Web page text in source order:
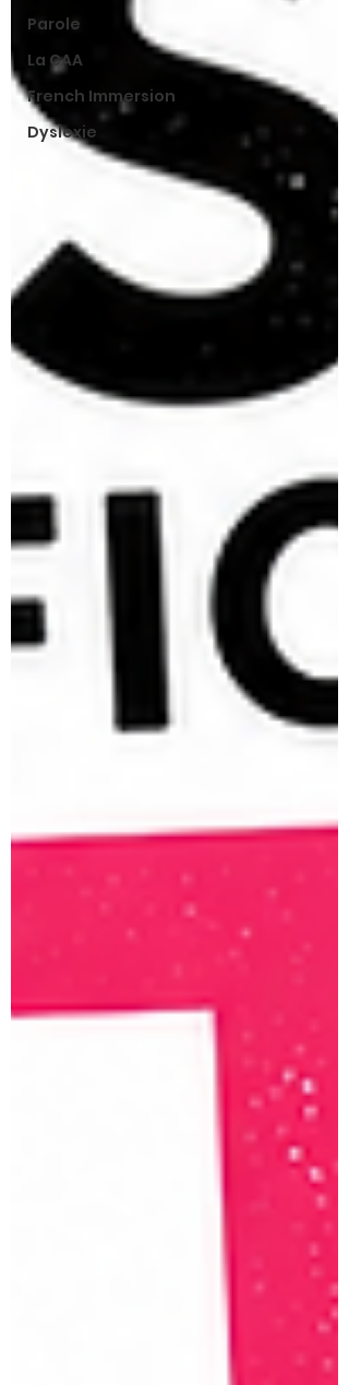
Parole
La CAA
French Immersion
Dyslexie